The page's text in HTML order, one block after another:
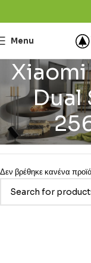
Menu
Xiaomi
Dual
Δεν βρέθηκε κανένα